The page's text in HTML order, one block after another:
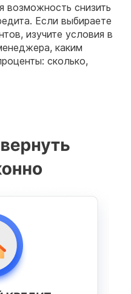
возможность снизить
Если выбираете
изучите условия в
каким
сколько,